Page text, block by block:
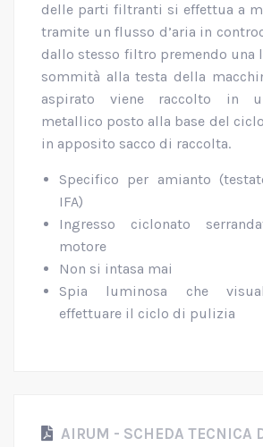
delle parti filtranti si effettua a
tramite un flusso d’aria in
dallo stesso filtro premendo una
sommità alla testa della
aspirato viene raccolto in
metallico posto alla base del
in apposito sacco di raccolta.
Specifico per amianto
IFA)
Ingresso ciclonato
motore
Non si intasa mai
Spia luminosa che
effettuare il ciclo di pulizia
AIRUM - SCHEDA TECNICA